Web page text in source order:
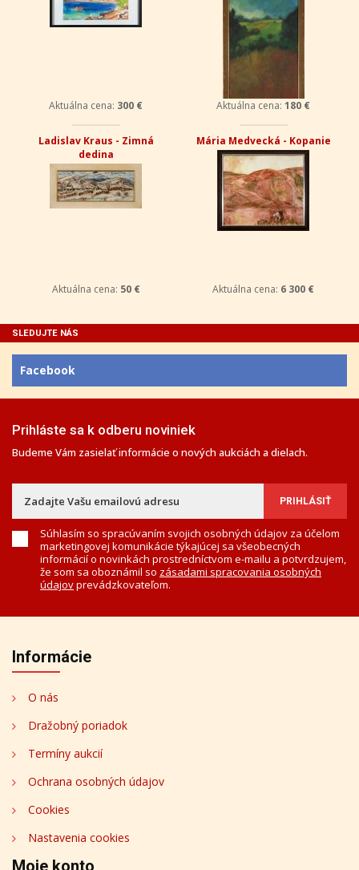
Aktuálna cena: 300 € Aktuálna cena: 180 €
Ladislav Kraus - Zimná
dedina
Aktuálna cena: 50 €
Mária Medvecká - Kopanie
Aktuálna cena: 6 300 €
SLEDUJTE NÁS
Facebook
Prihláste sa k odberu noviniek
Budeme Vám zasielať informácie o nových aukciách a dielach.
Súhlasím so spracúvaním svojich osobných údajov za účelom
marketingovej komunikácie týkajúcej sa všeobecných
informácií o novinkách prostredníctvom e-mailu a potvrdzujem,
že som sa oboznámil so zásadami spracovania osobných
údajovprevádzkovateľom.
Informácie
O nás
Dražobný poriadok
Termíny aukcií
Ochrana osobných údajov
Cookies
Nastavenia cookies
Moje konto